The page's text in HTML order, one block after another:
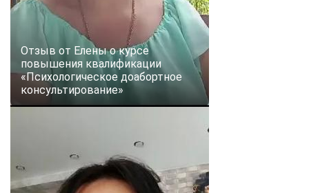
Отзыв от Елены о курсе
повышения квалификации
«Психологическое доабортное
консультирование»